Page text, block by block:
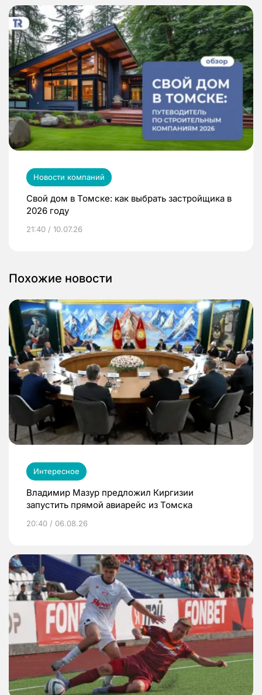
Новости компаний
Свой дом в Томске: как выбрать застройщика в
2026 году
21:40 / 10.07.26
Похожие новости
Интересное
Владимир Мазур предложил Киргизии
запустить прямой авиарейс из Томска
20:40 / 06.08.26